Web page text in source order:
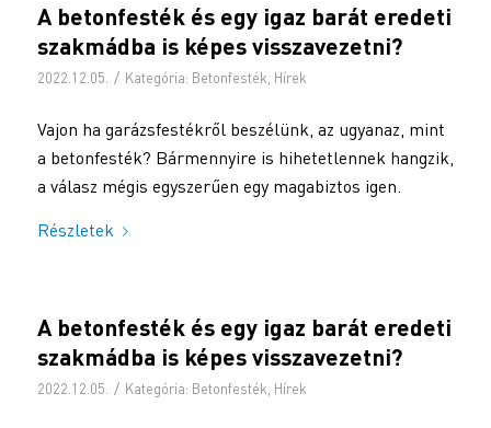
A betonfesték és egy igaz barát eredeti
szakmádba is képes visszavezetni?
2022.12.05. / Kategória: Betonfesték Hírek
Vajon ha garázsfestékről beszélünk, az ugyanaz, mint
a betonfesték? Bármennyire is hihetetlennek hangzik,
a válasz mégis egyszerűen egy magabiztos igen.
Részletek
A betonfesték és egy igaz barát eredeti
szakmádba is képes visszavezetni?
2022.12.05. / Kategória: Betonfesték Hírek